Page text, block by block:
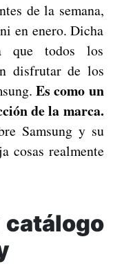
de la semana,
en enero. Dicha
que todos los
disfrutar de los
Es como un
de la marca.
Samsung y su
cosas realmente
catálogo